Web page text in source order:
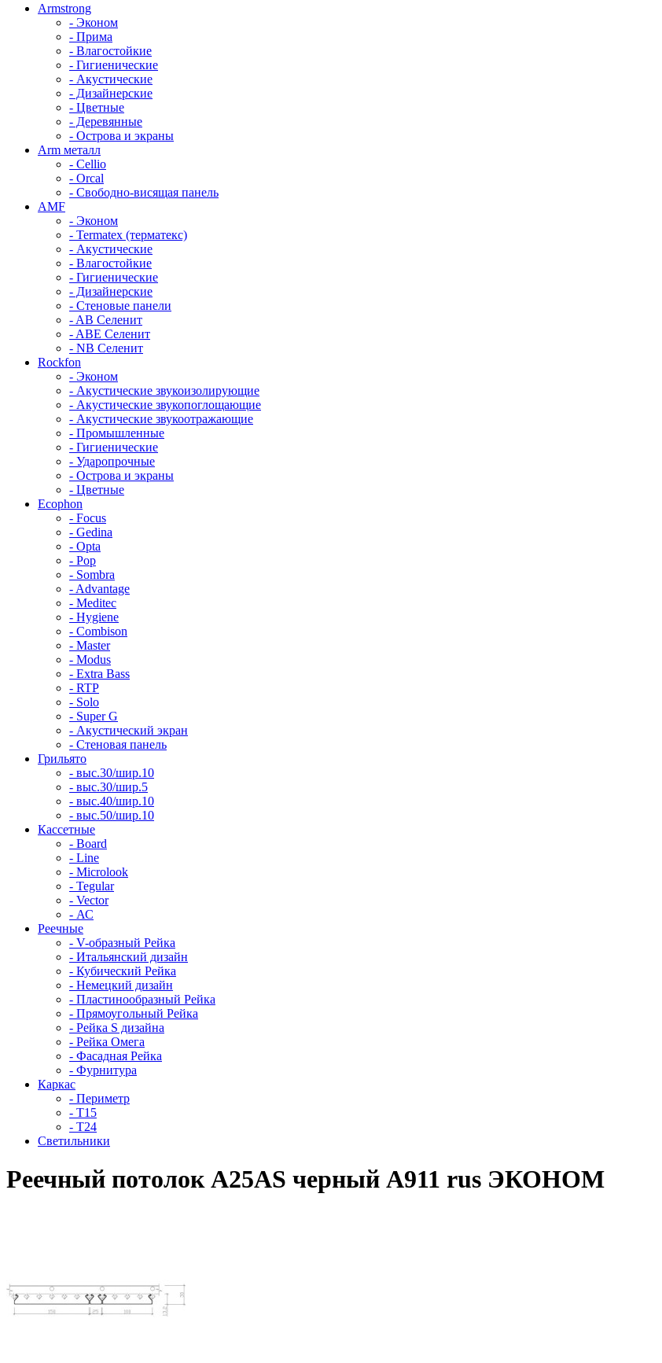
Armstrong
- Эконом
- Прима
- Влагостойкие
- Гигиенические
- Акустические
- Дизайнерские
- Цветные
- Деревянные
- Острова и экраны
Arm металл
- Cellio
- Orcal
- Свободно-висящая панель
AMF
- Эконом
- Termatex (терматекс)
- Акустические
- Влагостойкие
- Гигиенические
- Дизайнерские
- Стеновые панели
- AB Селенит
- ABE Селенит
- NB Селенит
Rockfon
- Эконом
- Акустические звукоизолирующие
- Акустические звукопоглощающие
- Акустические звукоотражающие
- Промышленные
- Гигиенические
- Ударопрочные
- Острова и экраны
- Цветные
Ecophon
- Focus
- Gedina
- Opta
- Pop
- Sombra
- Advantage
- Meditec
- Hygiene
- Combison
- Master
- Modus
- Extra Bass
- RTP
- Solo
- Super G
- Акустический экран
- Стеновая панель
Грильято
- выс.30/шир.10
- выс.30/шир.5
- выс.40/шир.10
- выс.50/шир.10
Кассетные
- Board
- Line
- Microlook
- Tegular
- Vector
- АС
Реечные
- V-образный Рейка
- Итальянский дизайн
- Кубический Рейка
- Немецкий дизайн
- Пластинообразный Рейка
- Прямоугольный Рейка
- Рейка S дизайна
- Рейка Омега
- Фасадная Рейка
- Фурнитура
Каркас
- Периметр
- Т15
- Т24
Светильники
Реечный потолок A25AS черный A911 rus ЭКОНОМ